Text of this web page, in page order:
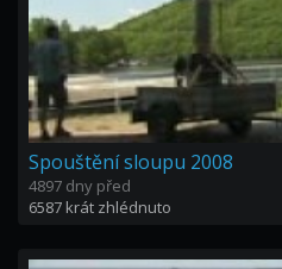
Spouštění sloupu 2008
4897 dny před
6587 krát zhlédnuto